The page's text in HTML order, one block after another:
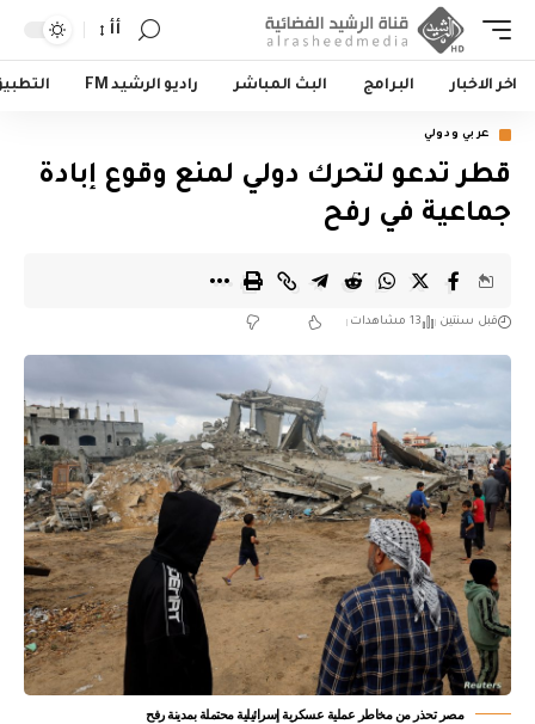
أأ
اخر الاخبار البرامج البث المباشر راديو الرشيد FM
عربي ودولي
قطر تدعو لتحرك دولي لمنع وقوع إبادة
جماعية في رفح
قبل سنتين 13 مشاهدات
مصر تحذر من مخاطر عملية عسكرية إسرائيلية محتملة بمدينة رفح